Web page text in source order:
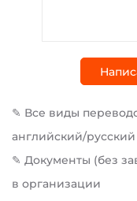
✎ Все виды
английский/
✎ Документы (без
в организации